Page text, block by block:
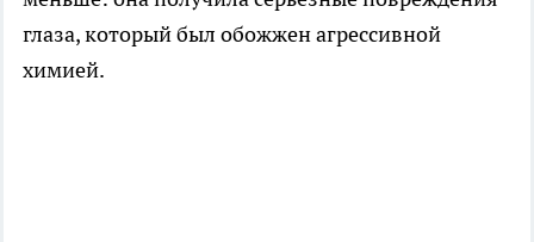
глаза, который был обожжен агрессивной
химией.